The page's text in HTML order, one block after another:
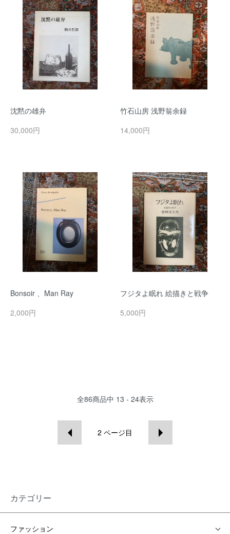
沈黙の雄弁
30,000円
竹石山房 浅野翁余録
14,000円
Bonsoir 、Man Ray
2,000円
フジタよ眠れ 絵描きと戦争
5,000円
全86商品中 13 - 24表示
2 ページ目
カテゴリー
ファッション